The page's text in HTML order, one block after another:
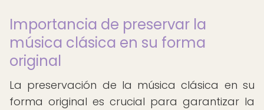
Importancia de preservar la
música clásica en su forma
original
La preservación de la música clásica en su
forma original es crucial para garantizar la